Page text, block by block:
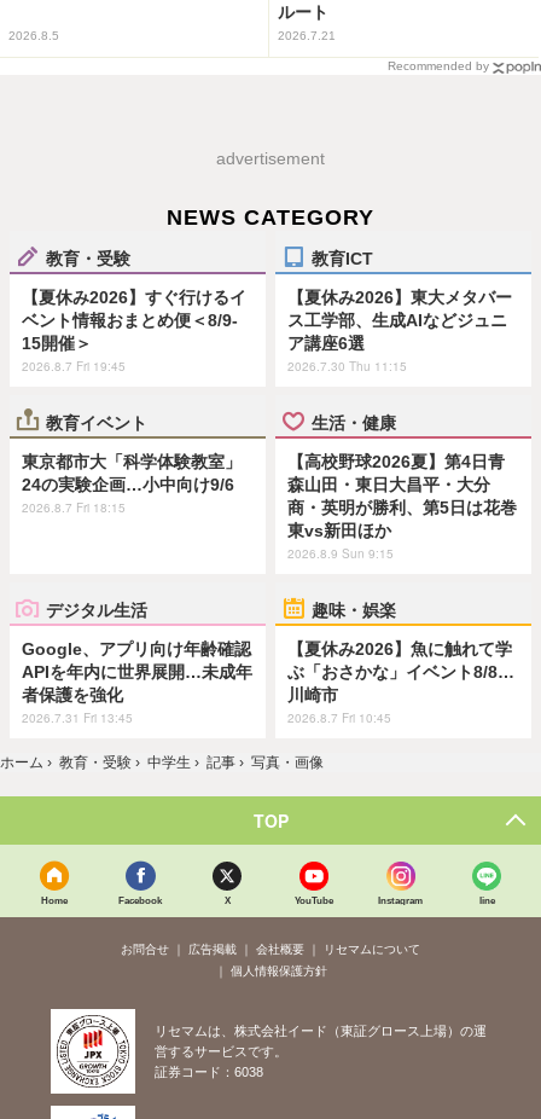
2026.8.5
ルート
2026.7.21
Recommended by
advertisement
NEWS CATEGORY
教育・受験
【夏休み2026】すぐ行けるイ
ベント情報おまとめ便＜8/9-
15開催＞
2026.8.7 Fri 19:45
教育ICT
【夏休み2026】東大メタバー
ス工学部、生成AIなどジュニ
ア講座6選
2026.7.30 Thu 11:15
教育イベント
東京都市大「科学体験教室」
24の実験企画…小中向け9/6
2026.8.7 Fri 18:15
生活・健康
【高校野球2026夏】第4日青
森山田・東日大昌平・大分
商・英明が勝利、第5日は花巻
東vs新田ほか
2026.8.9 Sun 9:15
デジタル生活
Google、アプリ向け年齢確認
APIを年内に世界展開…未成年
者保護を強化
2026.7.31 Fri 13:45
趣味・娯楽
【夏休み2026】魚に触れて学
ぶ「おさかな」イベント8/8…
川崎市
2026.8.7 Fri 10:45
ホーム › 教育・受験 › 中学生 › 記事 › 写真・画像
TOP
Home Facebook X YouTube Instagram line
お問合せ 広告掲載 会社概要
リセマムについて
個人情報保護方針
リセマムは、株式会社イード（東証グロース上場）の運
営するサービスです。
証券コード：6038